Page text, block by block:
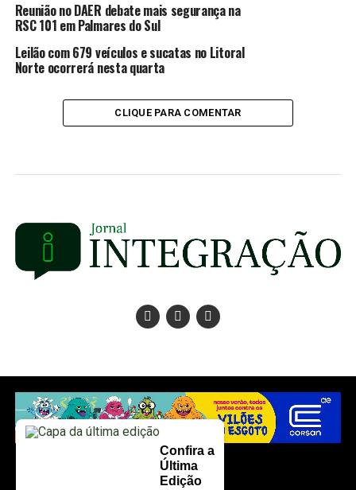
Reunião no DAER debate mais segurança na
RSC 101 em Palmares do Sul
Leilão com 679 veículos e sucatas no Litoral
Norte ocorrerá nesta quarta
CLIQUE PARA COMENTAR
Confira a
Última
Edição